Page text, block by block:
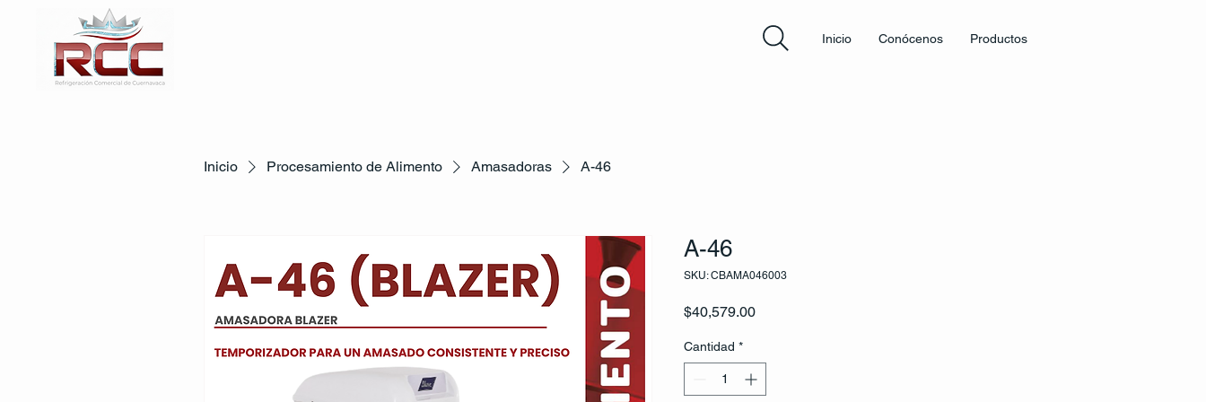
Inicio Conócenos Productos
Inicio Procesamiento de Alimento Amasadoras A-46
A-46
SKU: CBAMA046003
$40,579.00Precio
Cantidad *